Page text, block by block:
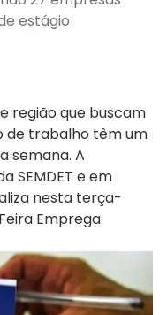
estágio
região que buscam
de trabalho têm um
semana. A
SEMDET e em
nesta terça-
Emprega